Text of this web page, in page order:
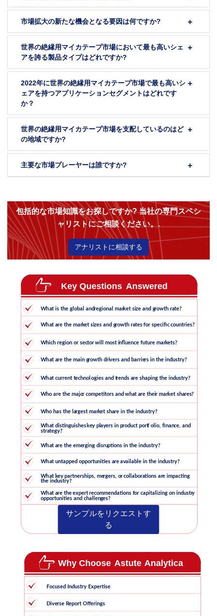
市場拡大の新たな機会となる要因は何ですか?
世界の絶縁用マイカテープ市場において最も高いシェ
アを誇る製品タイプはどれですか?
2022年に世界の絶縁用マイカテープ市場で最も高いシ
ェアを持つアプリケーションセグメントはどれです
か？
世界の絶縁用マイカテープ市場を支配しているのはど
の地域ですか?
主要な市場プレーヤーは誰ですか?
包括的な市場知識をお探しですか? 当社の専門スペシ
ャリストにご相談ください。.
アナリストに相談する
サンプルをリクエストす
る